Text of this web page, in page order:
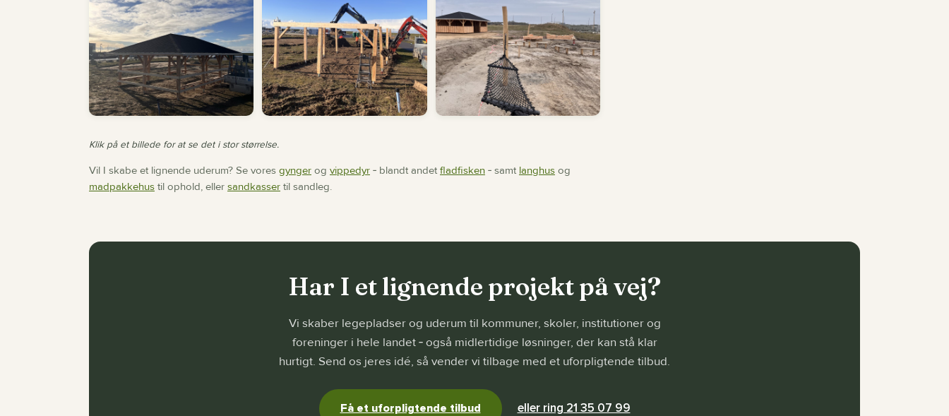
Klik på et billede for at se det i stor størrelse.
Vil I skabe et lignende uderum? Se vores gynger og vippedyr ‐ blandt andet fladfisken ‐ samt langhus og
madpakkehus til ophold, eller sandkasser til sandleg.
Har I et lignende projekt på vej?
Vi skaber legepladser og uderum til kommuner, skoler, institutioner og
foreninger i hele landet ‐ også midlertidige løsninger, der kan stå klar
hurtigt. Send os jeres idé, så vender vi tilbage med et uforpligtende tilbud.
Få et uforpligtende tilbud eller ring 21 35 07 99